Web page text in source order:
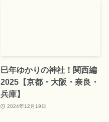
巳年ゆかりの神社！関西編
2025【京都・大阪・奈良・
兵庫】
2024年12月19日